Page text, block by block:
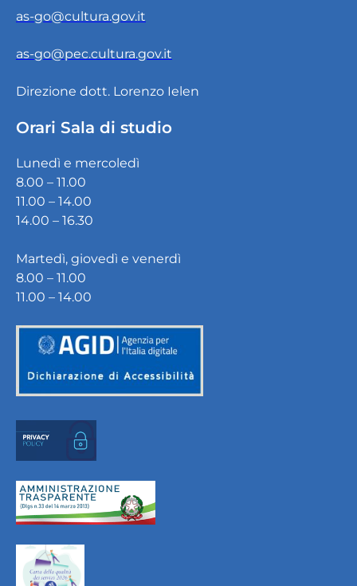
as-go@cultura.gov.it
as-go@pec.cultura.gov.it
Direzione dott. Lorenzo Ielen
Orari Sala di studio
Lunedì e mercoledì
8.00 – 11.00
11.00 – 14.00
14.00 – 16.30
Martedì, giovedì e venerdì
8.00 – 11.00
11.00 – 14.00